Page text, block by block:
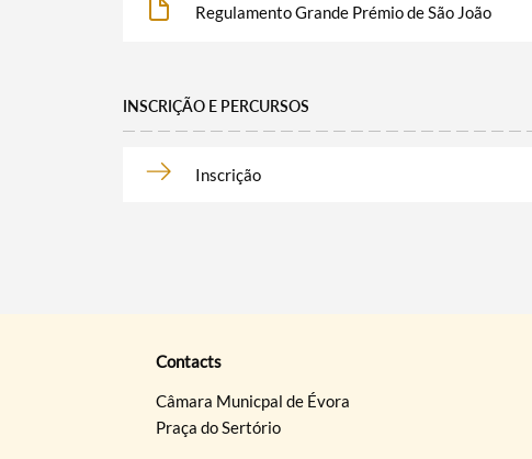
Regulamento Grande Prémio de São João
INSCRIÇÃO E PERCURSOS
Inscrição
Contacts
Câmara Municpal de Évora
Praça do Sertório